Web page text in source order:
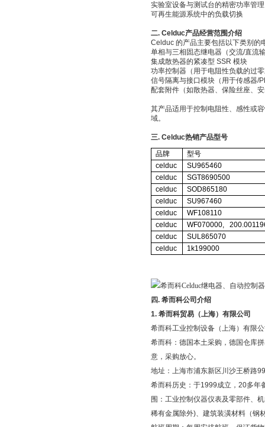
实验室设备与测试台的精密功率管理
可再生能源系统中的负载切换
二. Celduc产品经营范围介绍
Celduc 的产品主要包括以下类别的
单相与三相固态继电器（交流/直流
集成散热器的紧凑型 SSR 模块
功率控制器（用于电阻性负载的过
信号隔离与接口模块（用于传感器/
配套附件（如散热器、保险丝座、
其产品适用于控制电阻性、感性或
域。
三. Celduc热销产品型号
品牌
型号
celduc
SU965460
celduc
SGT8690500
celduc
SOD865180
celduc
SU967460
celduc
WF108110
celduc
WF070000,
celduc
SUL865070
celduc
1k199000
四. 希而科公司介绍
1. 希而科贸易（上海）有限公司
希而科工业控制设备（上海）有限
希而科：德国本土采购，德国仓库
意，采购放心。
地址：上海市浦东新区川沙王桥路
希而科历史：于1999成立， 20多年
围：工业控制仪器仪表及零部件、
稀有金属除外)、建筑装潢材料（钢